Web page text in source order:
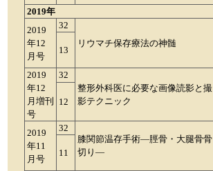
2019年
2019
年12
月号
32
リウマチ保存療法の神髄
13
2019
年12
月増刊
号
32
整形外科医に必要な画像読影と撮
影テクニック
12
2019
年11
月号
32
膝関節温存手術―脛骨・大腿骨骨
切り―
11